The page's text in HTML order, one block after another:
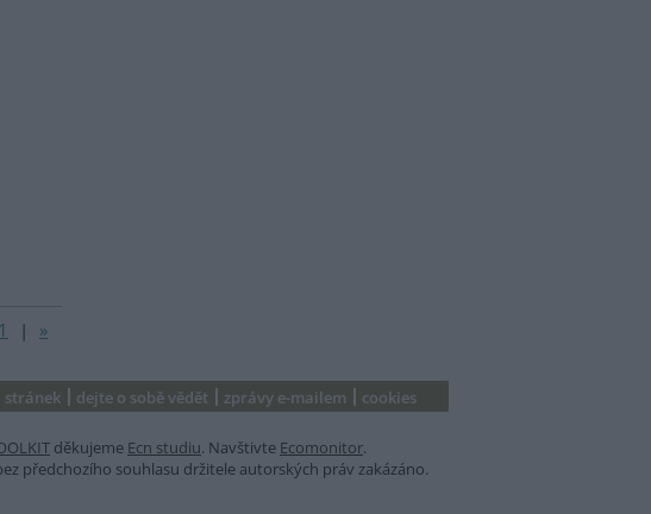
| »
stránek dejte o sobě vědět zprávy e-mailem cookies
děkujeme Ecn studiu. Navštivte Ecomonitor.
předchozího souhlasu držitele autorských práv zakázáno.